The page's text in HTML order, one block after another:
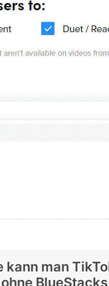
kann man
BlueStacks